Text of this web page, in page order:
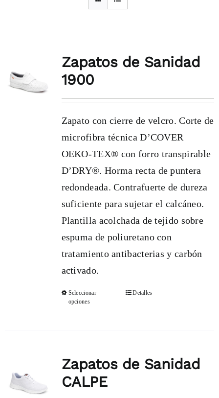
Zapatos de Sanidad
1900
Zapato con cierre de velcro. Corte de
microfibra técnica D’COVER
OEKO-TEX® con forro transpirable
D’DRY®. Horma recta de puntera
redondeada. Contrafuerte de dureza
suficiente para sujetar el calcáneo.
Plantilla acolchada de tejido sobre
espuma de poliuretano con
tratamiento antibacterias y carbón
activado.
Seleccionar
opciones
Este
variantes.
Detalles
Zapatos de Sanidad
CALPE